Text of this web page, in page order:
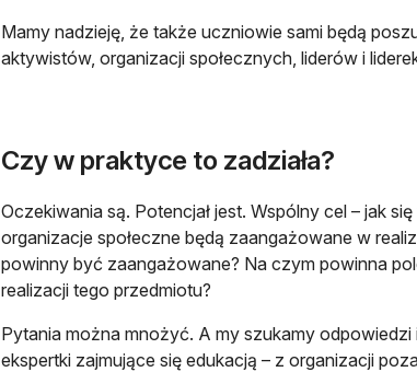
Mamy nadzieję, że także uczniowie sami będą
aktywistów, organizacji społecznych, liderów i
Czy w praktyce to zadziała?
Oczekiwania są. Potencjał jest. Wspólny cel – jak
organizacje społeczne będą zaangażowane w
powinny być zaangażowane? Na czym powinna
realizacji tego przedmiotu?
Pytania można mnożyć. A my szukamy
ekspertki zajmujące się edukacją – z organizacji